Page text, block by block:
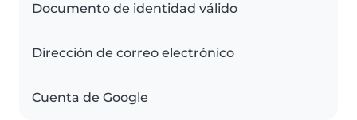
Documento de identidad válido
Dirección de correo electrónico
Cuenta de Google